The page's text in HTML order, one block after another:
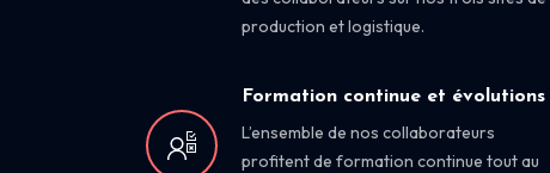
production et logistique.
Formation continue et évolutions
L’ensemble de nos collaborateurs
profitent de formation continue tout au